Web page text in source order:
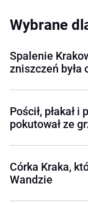
Wybrane
Spalenie
zniszczeń była
Pościł, płakał
pokutował ze
Córka Kraka,
Wandzie